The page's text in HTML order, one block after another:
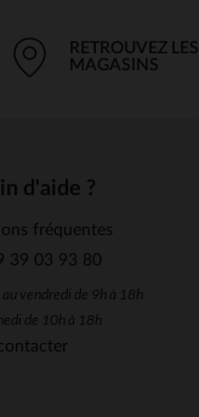
RETROUVEZ LES
MAGASINS
d'aide ?
fréquentes
39 03 93 80
vendredi de 9h à 18h
de 10h à 18h